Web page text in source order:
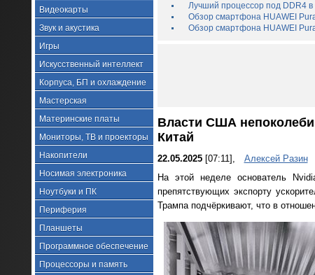
Видеокарты
Звук и акустика
Игры
Искусственный интеллект
Корпуса, БП и охлаждение
Мастерская
Материнские платы
Мониторы, ТВ и проекторы
Накопители
Носимая электроника
Ноутбуки и ПК
Периферия
Планшеты
Программное обеспечение
Процессоры и память
Лучший процессор под DDR4 в
Обзор смартфона HUAWEI
Обзор смартфона HUAWEI
Власти США
Китай
22.05.2025[07:11],
Алексей Разин
На этой неделе основатель
препятствующих экспорту
Трампа подчёркивают, что в